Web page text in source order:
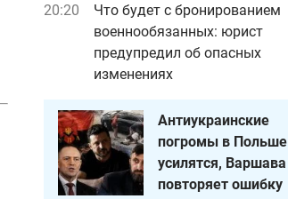
20:20
Что будет с бронированием
военнообязанных: юрист
предупредил об опасных
изменениях
Антиукраинские
погромы в Польше
усилятся, Варшава
повторяет ошибку